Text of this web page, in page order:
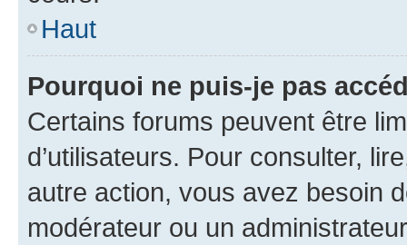
Haut
Pourquoi ne puis-je pas
Certains forums peuvent être
d’utilisateurs. Pour consulter,
autre action, vous avez besoin
modérateur ou un